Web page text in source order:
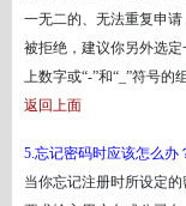
一无二的、无法重复申
被拒绝，建议你另外选
上数字或“-”和“_”符号的
返回上面
5.忘记密码时应该怎么办
当你忘记注册时所设定